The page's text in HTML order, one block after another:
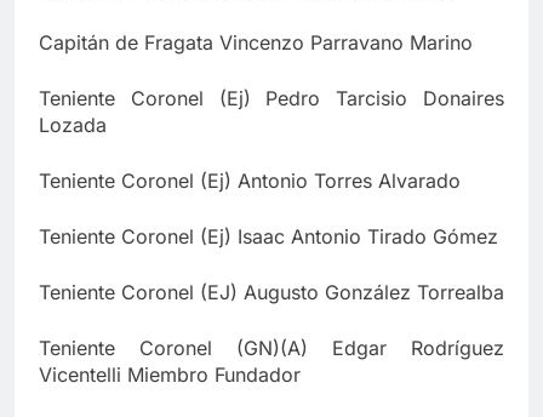
Capitán de Fragata Vincenzo Parravano Marino
Teniente Coronel (Ej) Pedro Tarcisio Donaires
Lozada
Teniente Coronel (Ej) Antonio Torres Alvarado
Teniente Coronel (Ej) Isaac Antonio Tirado Gómez
Teniente Coronel (EJ) Augusto González Torrealba
Teniente Coronel (GN)(A) Edgar Rodríguez
Vicentelli Miembro Fundador